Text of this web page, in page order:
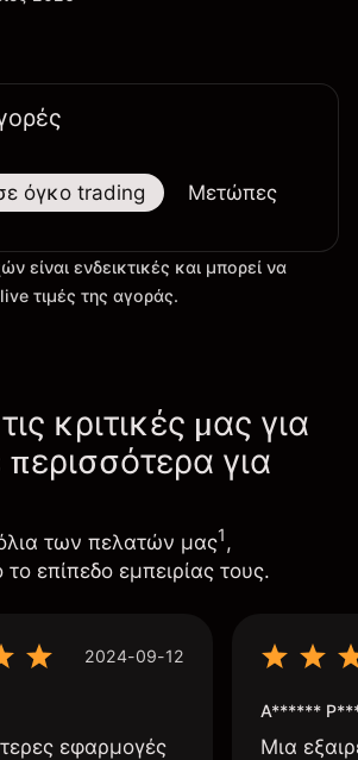
όγκο trading Μετώπες
είναι ενδεικτικές και μπορεί να
τιμές της αγοράς.
κριτικές μας για
για
των πελατών μας1,
επίπεδο εμπειρίας τους.
2024-09-12
εφαρμογές
A******
Μια